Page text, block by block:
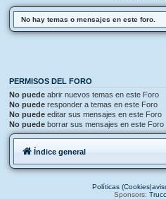
No hay temas o mensajes en este foro.
PERMISOS DEL FORO
No puede abrir nuevos temas en este Foro
No puede responder a temas en este Foro
No puede editar sus mensajes en este Foro
No puede borrar sus mensajes en este Foro
Índice general
Políticas
Sponsors: